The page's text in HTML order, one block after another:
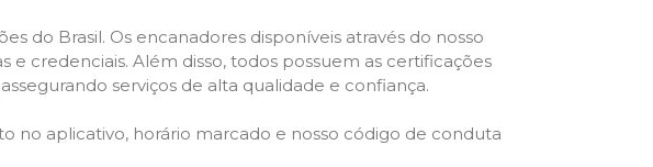
do Brasil. Os encanadores disponíveis através do nosso
credenciais. Além disso, todos possuem as certificações
serviços de alta qualidade e confiança.
no aplicativo, horário marcado e nosso código de conduta